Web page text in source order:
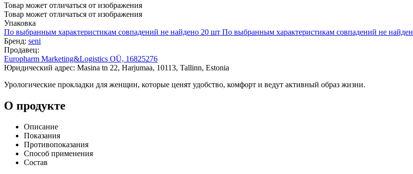
Товар может отличаться от изображения
Товар может отличаться от изображения
Упаковка
По выбранным характеристикам совпадений не найдено 20 шт По выбранным характеристикам совпадений не
Бренд: seni
Продавец:
Europharm Marketing&Logistics OÜ, 16825276
Юридический адрес: Masina tn 22, Harjumaa, 10113, Tallinn, Estonia
Урологические прокладки для женщин, которые ценят удобство, комфорт и ведут активный образ жизни.
О продукте
Описание
Показания
Противопоказания
Способ применения
Состав